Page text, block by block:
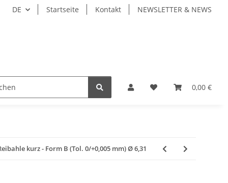
DE Startseite Kontakt NEWSLETTER & NEWS
0,00 €
WERKZEUGAUFNAHMEN
kurz - Form B (Tol. 0/+0,005 mm) Ø 6,31